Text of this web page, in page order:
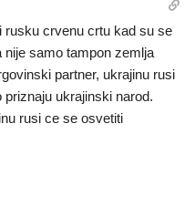
rusku crvenu crtu kad su se
samo tampon zemlja
partner, ukrajinu rusi
ukrajinski narod.
rusi ce se osvetiti